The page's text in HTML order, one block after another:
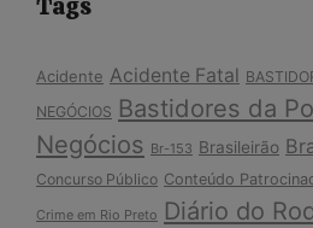
Tags
Acidente Acidente Fatal
NEGÓCIOS Bastidores da
Negócios Br-153 Brasileirão
Concurso Público Conteúdo
Crime em Rio Preto Diário do